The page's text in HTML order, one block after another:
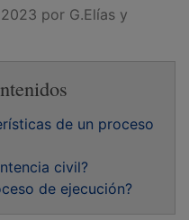
por G.Elías y
de un proceso
civil?
de ejecución?